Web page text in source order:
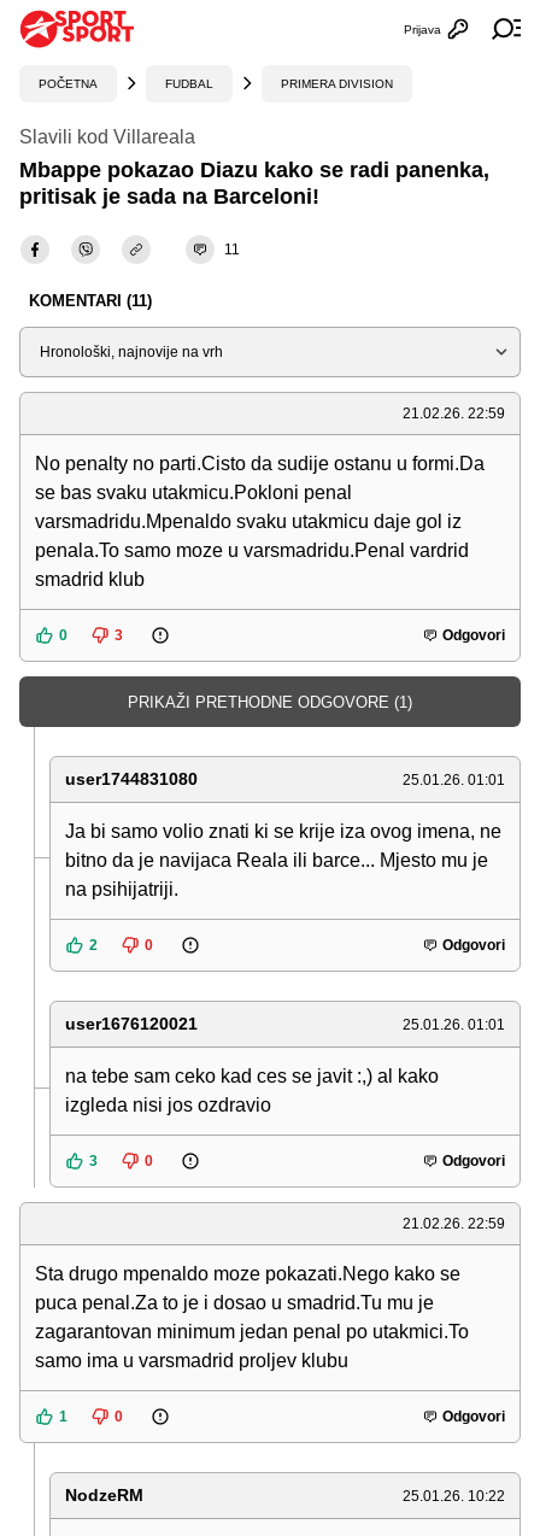
Otvori
Prijava
POČETNA FUDBAL PRIMERA DIVISION
Slavili kod Villareala
Mbappe pokazao Diazu kako se radi panenka,
pritisak je sada na Barceloni!
11
KOMENTARI (11)
Sortiraj
21.02.26. 22:59
No penalty no parti.Cisto da sudije ostanu u formi.Da
se bas svaku utakmicu.Pokloni penal
varsmadridu.Mpenaldo svaku utakmicu daje gol iz
penala.To samo moze u varsmadridu.Penal vardrid
smadrid klub
0 3 Odgovori
PRIKAŽI PRETHODNE ODGOVORE (1)
user1744831080 25.01.26. 01:01
Ja bi samo volio znati ki se krije iza ovog imena, ne
bitno da je navijaca Reala ili barce... Mjesto mu je
na psihijatriji.
2 0 Odgovori
user1676120021 25.01.26. 01:01
na tebe sam ceko kad ces se javit :,) al kako
izgleda nisi jos ozdravio
3 0 Odgovori
21.02.26. 22:59
Sta drugo mpenaldo moze pokazati.Nego kako se
puca penal.Za to je i dosao u smadrid.Tu mu je
zagarantovan minimum jedan penal po utakmici.To
samo ima u varsmadrid proljev klubu
1 0 Odgovori
NodzeRM 25.01.26. 10:22